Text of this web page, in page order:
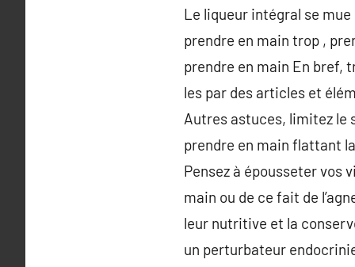
Le liqueur intégral se
prendre en main trop ,
prendre en main En bref,
les par des articles et
Autres astuces, limitez le
prendre en main flattant
Pensez à épousseter vos
main ou de ce fait de
leur nutritive et la
un perturbateur